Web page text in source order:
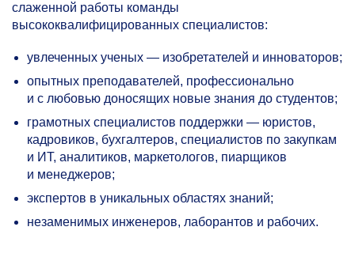
слаженной работы команды
высококвалифицированных специалистов:
увлеченных ученых — изобретателей и инноваторов;
опытных преподавателей, профессионально
и с любовью доносящих новые знания до студентов;
грамотных специалистов поддержки — юристов,
кадровиков, бухгалтеров, специалистов по закупкам
и ИТ, аналитиков, маркетологов, пиарщиков
и менеджеров;
экспертов в уникальных областях знаний;
незаменимых инженеров, лаборантов и рабочих.